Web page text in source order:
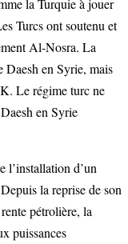
la Turquie à jouer
Turcs ont soutenu et
Al-Nosra. La
Daesh en Syrie, mais
Le régime turc ne
en Syrie
l’installation d’un
la reprise de son
pétrolière, la
puissances